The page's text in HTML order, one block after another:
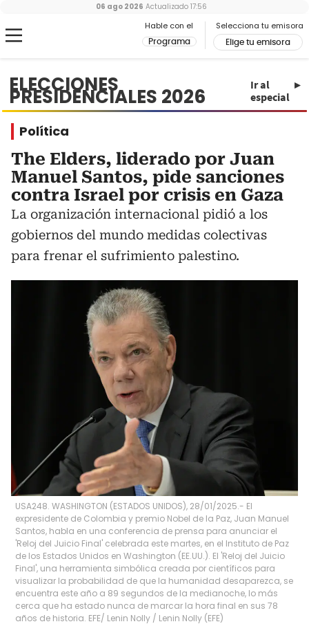
Hable con el
Programa
Selecciona tu emisora
Elige tu emisora
06 ago 2026 Actualizado 17:56
ELECCIONES
PRESIDENCIALES 2026
Ir al
especial
Política
The Elders, liderado por Juan
Manuel Santos, pide sanciones
contra Israel por crisis en Gaza
La organización internacional pidió a los
gobiernos del mundo medidas colectivas
para frenar el sufrimiento palestino.
USA248. WASHINGTON (ESTADOS UNIDOS), 28/01/2025.- El
expresidente de Colombia y premio Nobel de la Paz, Juan Manuel
Santos, habla en una conferencia de prensa para anunciar el
'Reloj del Juicio Final' celebrada este martes, en el Instituto de Paz
de los Estados Unidos en Washington (EE.UU.). El 'Reloj del Juicio
Final', una herramienta simbólica creada por científicos para
visualizar la probabilidad de que la humanidad desaparezca, se
encuentra este año a 89 segundos de la medianoche, lo más
cerca que ha estado nunca de marcar la hora final en sus 78
años de historia. EFE/ Lenin Nolly / Lenin Nolly (EFE)